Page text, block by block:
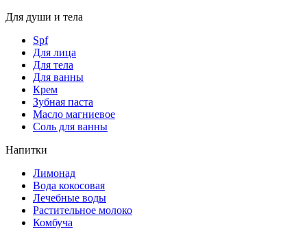
Для души и тела
Spf
Для лица
Для тела
Для ванны
Крем
Зубная паста
Масло магниевое
Соль для ванны
Напитки
Лимонад
Вода кокосовая
Лечебные воды
Растительное молоко
Комбуча